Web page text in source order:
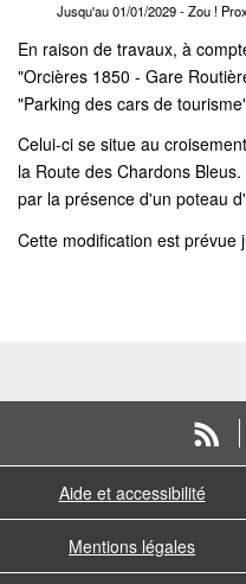
Jusqu'au 01/01/2029- Zou !
En raison de travaux, à
"Orcières 1850 - Gare
"Parking des cars de
Celui-ci se situe au
la Route des Chardons
par la présence d'un poteau
Cette modification est prévue
Aide et accessibilité
Mentions légales